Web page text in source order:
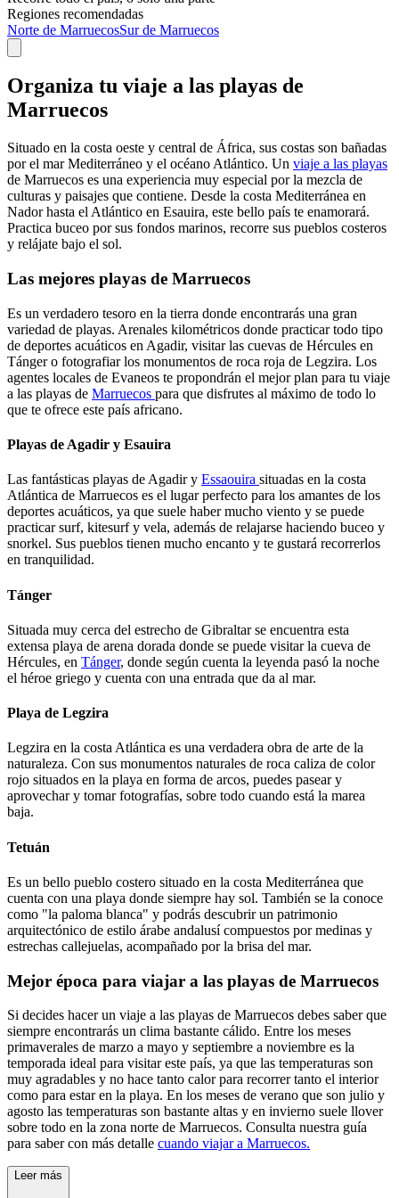
Regiones recomendadas
Norte de MarruecosSur de Marruecos
Organiza tu viaje a las playas de
Marruecos
Situado en la costa oeste y central de África, sus costas son bañadas
por el mar Mediterráneo y el océano Atlántico. Un viaje a las playas
de Marruecos es una experiencia muy especial por la mezcla de
culturas y paisajes que contiene. Desde la costa Mediterránea en
Nador hasta el Atlántico en Esauira, este bello país te enamorará.
Practica buceo por sus fondos marinos, recorre sus pueblos costeros
y relájate bajo el sol.
Las mejores playas de Marruecos
Es un verdadero tesoro en la tierra donde encontrarás una gran
variedad de playas. Arenales kilométricos donde practicar todo tipo
de deportes acuáticos en Agadir, visitar las cuevas de Hércules en
Tánger o fotografiar los monumentos de roca roja de Legzira. Los
agentes locales de Evaneos te propondrán el mejor plan para tu viaje
a las playas de Marruecos para que disfrutes al máximo de todo lo
que te ofrece este país africano.
Playas de Agadir y Esauira
Las fantásticas playas de Agadir y Essaouira situadas en la costa
Atlántica de Marruecos es el lugar perfecto para los amantes de los
deportes acuáticos, ya que suele haber mucho viento y se puede
practicar surf, kitesurf y vela, además de relajarse haciendo buceo y
snorkel. Sus pueblos tienen mucho encanto y te gustará recorrerlos
en tranquilidad.
Tánger
Situada muy cerca del estrecho de Gibraltar se encuentra esta
extensa playa de arena dorada donde se puede visitar la cueva de
Hércules, en Tánger, donde según cuenta la leyenda pasó la noche
el héroe griego y cuenta con una entrada que da al mar.
Playa de Legzira
Legzira en la costa Atlántica es una verdadera obra de arte de la
naturaleza. Con sus monumentos naturales de roca caliza de color
rojo situados en la playa en forma de arcos, puedes pasear y
aprovechar y tomar fotografías, sobre todo cuando está la marea
baja.
Tetuán
Es un bello pueblo costero situado en la costa Mediterránea que
cuenta con una playa donde siempre hay sol. También se la conoce
como "la paloma blanca" y podrás descubrir un patrimonio
arquitectónico de estilo árabe andalusí compuestos por medinas y
estrechas callejuelas, acompañado por la brisa del mar.
Mejor época para viajar a las playas de Marruecos
Si decides hacer un viaje a las playas de Marruecos debes saber que
siempre encontrarás un clima bastante cálido. Entre los meses
primaverales de marzo a mayo y septiembre a noviembre es la
temporada ideal para visitar este país, ya que las temperaturas son
muy agradables y no hace tanto calor para recorrer tanto el interior
como para estar en la playa. En los meses de verano que son julio y
agosto las temperaturas son bastante altas y en invierno suele llover
sobre todo en la zona norte de Marruecos. Consulta nuestra guía
para saber con más detalle cuando viajar a Marruecos.
Leer más